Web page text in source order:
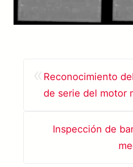
Reconocimiento
de serie del motor
Inspección de